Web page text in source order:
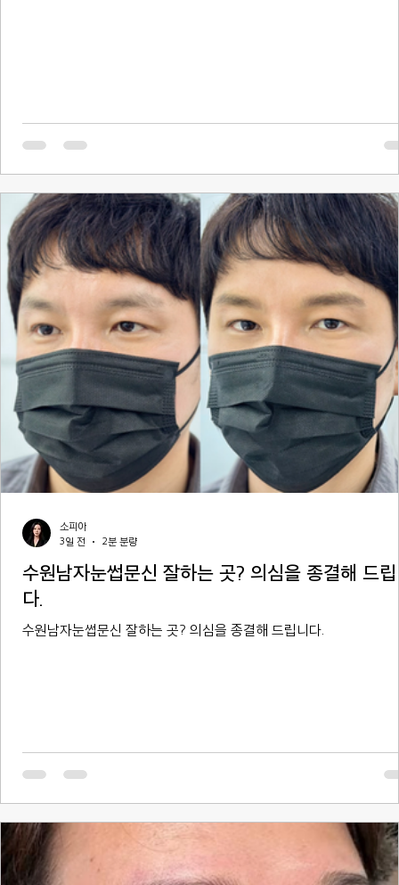
수원남자눈썹문신 잘하는 곳? 의심을 종결해 드
다.
수원남자눈썹문신 잘하는 곳? 의심을 종결해 드립니다.
소피아
3일 전
2분 분량